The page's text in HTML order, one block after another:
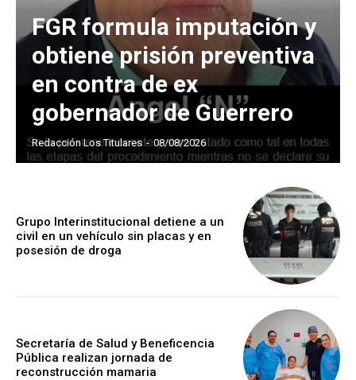
FGR formula imputación y
obtiene prisión preventiva
en contra de ex
gobernador de Guerrero
Redacción Los Titulares - 08/08/2026
Grupo Interinstitucional detiene a un
civil en un vehículo sin placas y en
posesión de droga
Secretaría de Salud y Beneficencia
Pública realizan jornada de
reconstrucción mamaria